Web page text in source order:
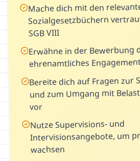
Mache dich mit den
Sozialgesetzbüchern
SGB VIII
Erwähne in der Bewerbung
ehrenamtliches
Bereite dich auf Fragen zur
und zum Umgang mit
vor
Nutze Supervisions- und
Intervisionsangebote, um
wachsen